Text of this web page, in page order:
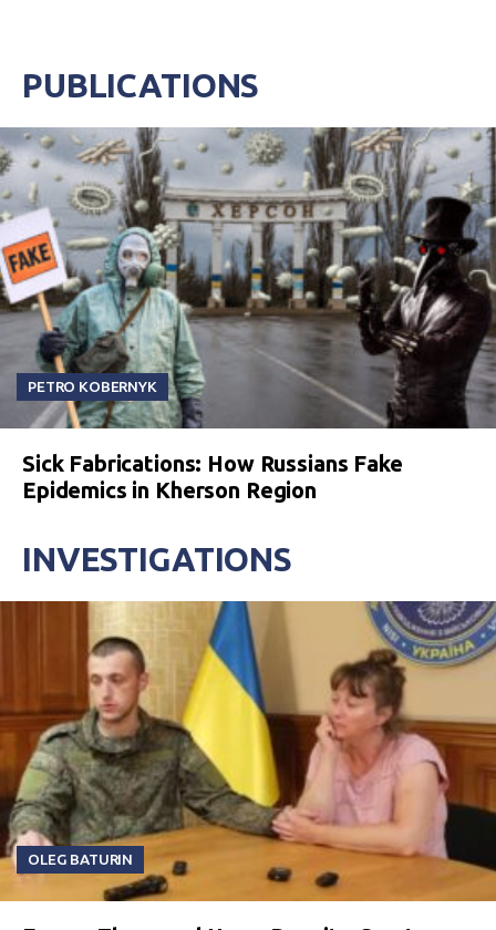
PUBLICATIONS
PETRO KOBERNYK
Sick Fabrications: How Russians Fake
Epidemics in Kherson Region
INVESTIGATIONS
OLEG BATURIN